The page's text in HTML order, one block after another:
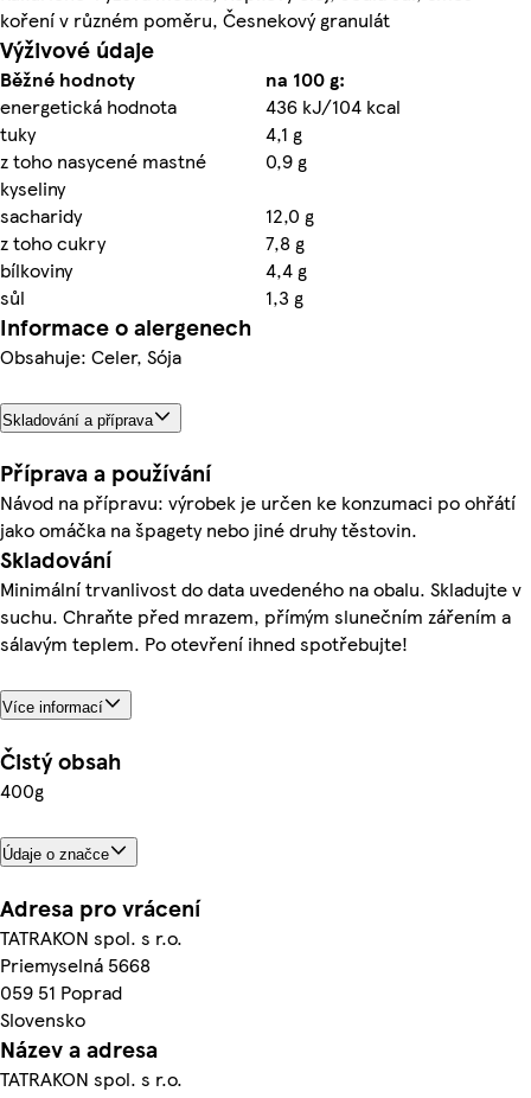
koření v různém poměru, Česnekový granulát
Výživové údaje
Běžné hodnoty
na 100 g:
energetická hodnota
436 kJ/104 kcal
tuky
4,1 g
z toho nasycené mastné
kyseliny
0,9 g
sacharidy
12,0 g
z toho cukry
7,8 g
bílkoviny
4,4 g
sůl
1,3 g
Informace o alergenech
Obsahuje: Celer, Sója
Skladování a příprava
Příprava a používání
Návod na přípravu: výrobek je určen ke konzumaci po ohřátí
jako omáčka na špagety nebo jiné druhy těstovin.
Skladování
Minimální trvanlivost do data uvedeného na obalu. Skladujte v
suchu. Chraňte před mrazem, přímým slunečním zářením a
sálavým teplem. Po otevření ihned spotřebujte!
Více informací
Čistý obsah
400g
Údaje o značce
Adresa pro vrácení
TATRAKON spol. s r.o.
Priemyselná 5668
059 51 Poprad
Slovensko
Název a adresa
TATRAKON spol. s r.o.